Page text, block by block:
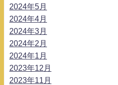
2024年5月
2024年4月
2024年3月
2024年2月
2024年1月
2023年12月
2023年11月